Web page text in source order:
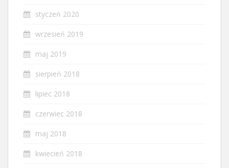
styczeń 2020
wrzesień 2019
maj 2019
sierpień 2018
lipiec 2018
czerwiec 2018
maj 2018
kwiecień 2018